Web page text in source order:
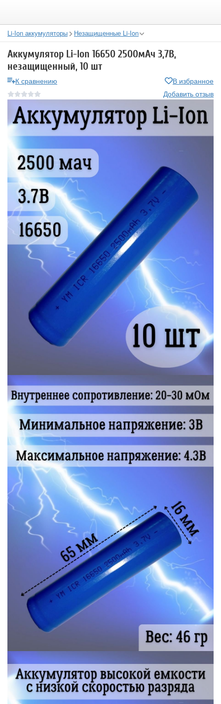
Li-Ion аккумуляторы Незащищенные Li-Ion
Аккумулятор Li-Ion 16650 2500мАч 3,7В,
незащищенный, 10 шт
К сравнению
В избранное
Добавить отзыв